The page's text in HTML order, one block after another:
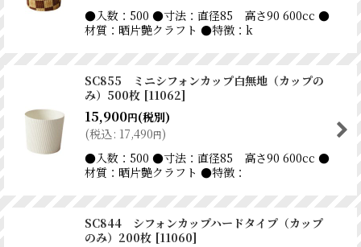
●入数：500 ●寸法：直径85 高さ90 600cc ●
材質：晒片艶クラフト ●特徴：k
SC855 ミニシフォンカップ白無地（カップの
み）500枚 [11062]
15,900円(税別)
(税込: 17,490円)
●入数：500 ●寸法：直径85 高さ90 600cc ●
材質：晒片艶クラフト ●特徴：
SC844 シフォンカップハードタイプ（カップ
のみ）200枚 [11060]